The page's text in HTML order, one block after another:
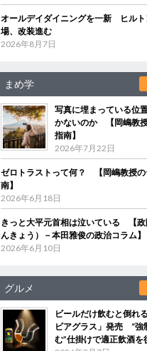
オールデイダイニングを一新 ヒルト
場、改装進む
2026年8月7日
まめ学
写真に埋まっている位
かないのか 【岡嶋教
指南】
2026年7月22日
ゼロトラストって何？ 【岡嶋教授の
南】
2026年6月18日
きっと大平元首相は泣いている 【政
んきょう）－本田雅俊の政治コラム】
2026年6月10日
グルメ
ビールだけ飲むと倒れ
ビアグラス」発売 “強
む”仕掛けで適正飲酒を